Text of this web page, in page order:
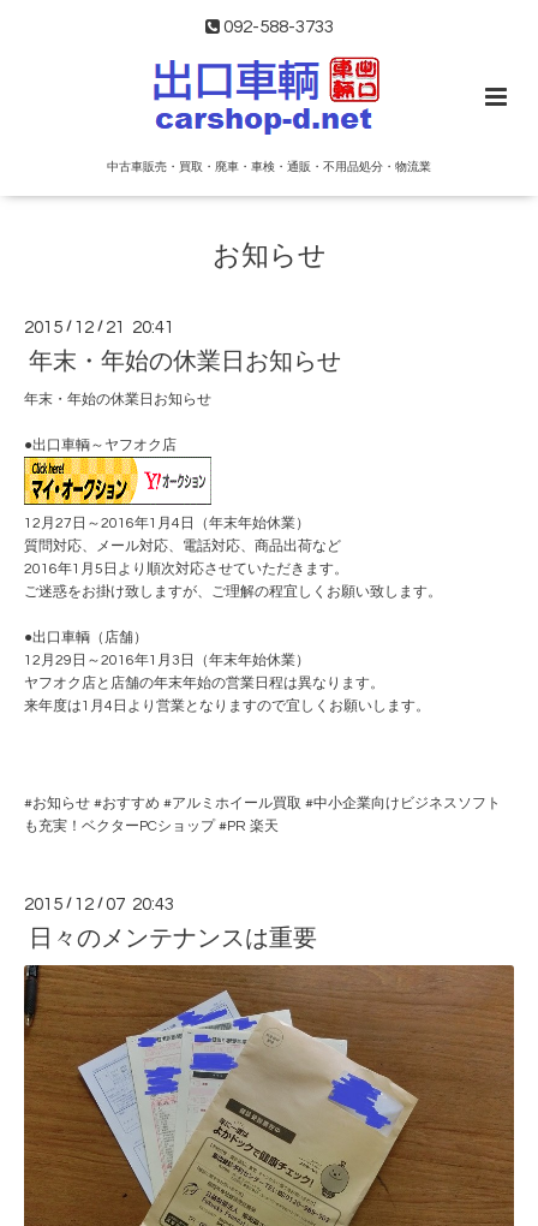
092-588-3733
中古車販売・買取・廃車・車検・通販・不用品処分・物流業
お知らせ
2015 / 12 / 21 20:41
年末・年始の休業日お知らせ
年末・年始の休業日お知らせ
●出口車輌～ヤフオク店
12月27日～2016年1月4日（年末年始休業）
質問対応、メール対応、電話対応、商品出荷など
2016年1月5日より順次対応させていただきます。
ご迷惑をお掛け致しますが、ご理解の程宜しくお願い致します。
●出口車輌（店舗）
12月29日～2016年1月3日（年末年始休業）
ヤフオク店と店舗の年末年始の営業日程は異なります。
来年度は1月4日より営業となりますので宜しくお願いします。
#お知らせ #おすすめ #アルミホイール買取 #中小企業向けビジネスソフト
も充実！ベクターPCショップ #PR 楽天
2015 / 12 /07 20:43
日々のメンテナンスは重要